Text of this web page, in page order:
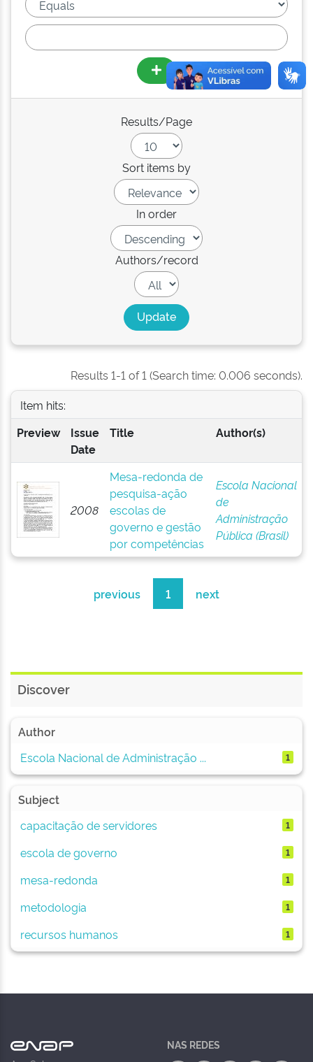
Results/Page
Sort items by
In order
Authors/record
Results 1-1 of 1 (Search time: 0.006 seconds).
Item hits:
Preview
Issue
Date
Title Author(s)
2008
Mesa-redonda de
pesquisa-ação
escolas de
governo e gestão
por competências
Escola Nacional
de
Administração
Pública (Brasil)
previous 1 next
Discover
Author
Escola Nacional de Administração ...
1
Subject
capacitação de servidores
1
escola de governo 1
mesa-redonda 1
metodologia 1
recursos humanos 1
NAS REDES